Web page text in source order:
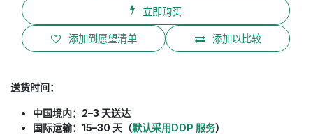
立即购买
添加以比较
添加到愿望清单
送货时间：
中国境内：2–3 天送达
国际运输：15–30 天（默认采用DDP 服务）